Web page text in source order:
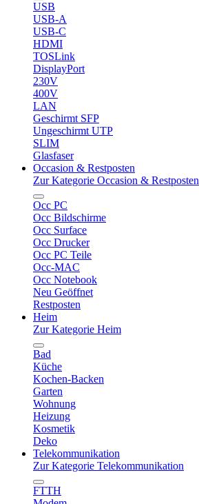
USB
USB-A
USB-C
HDMI
TOSLink
DisplayPort
230V
400V
LAN
Geschirmt SFP
Ungeschirmt UTP
SLIM
Glasfaser
Occasion & Restposten
Zur Kategorie Occasion & Restposten
Occ PC
Occ Bildschirme
Occ Surface
Occ Drucker
Occ PC Teile
Occ-MAC
Occ Notebook
Neu Geöffnet
Restposten
Heim
Zur Kategorie Heim
Bad
Küche
Kochen-Backen
Garten
Wohnung
Heizung
Kosmetik
Deko
Telekommunikation
Zur Kategorie Telekommunikation
FTTH